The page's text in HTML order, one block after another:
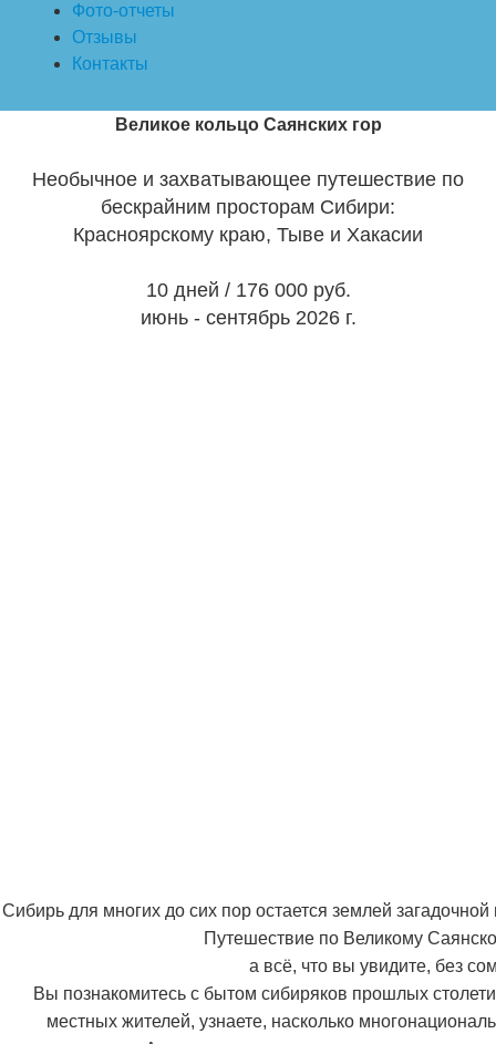
Фото-отчеты
Отзывы
Контакты
Великое кольцо Саянских гор
Необычное и захватывающее путешествие по
бескрайним просторам Сибири:
Красноярскому краю, Тыве и Хакасии
10 дней / 176 000 руб.
июнь - сентябрь 2026 г.
Сибирь для многих до сих пор остается землей
Путешествие по Великому
а всё, что вы увидите, без
Вы познакомитесь с бытом сибиряков прошлых
местных жителей, узнаете, насколько